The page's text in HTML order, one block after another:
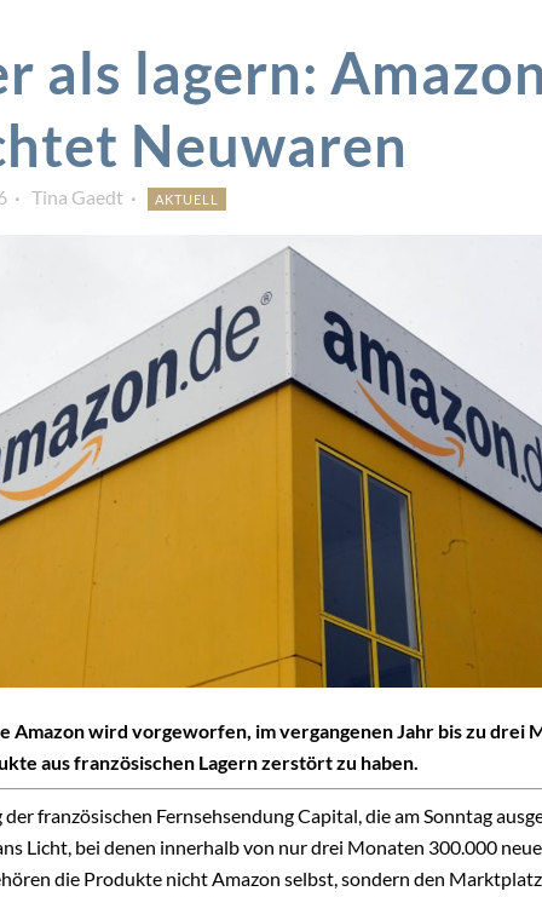
als lagern: Amazon
Neuwaren
Tina Gaedt AKTUELL
Amazon wird vorgeworfen, im vergangenen Jahr bis zu drei
aus französischen Lagern zerstört zu haben.
französischen Fernsehsendung Capital, die am Sonntag
Licht, bei denen innerhalb von nur drei Monaten 300.000
die Produkte nicht Amazon selbst, sondern den